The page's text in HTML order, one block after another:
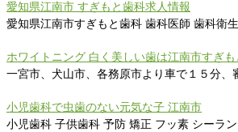
愛知県江南市 すぎもと歯科求人情報
愛知県江南市すぎもと歯科 歯科医師 歯科衛
ホワイトニング 白く美しい歯は江南市すぎ
一宮市、犬山市、各務原市より車で１５分、
小児歯科で虫歯のない元気な子 江南市
小児歯科 子供歯科 予防 矯正 フッ素 シーラ